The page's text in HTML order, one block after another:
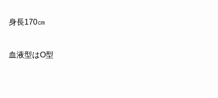
身長170㎝
血液型はO型